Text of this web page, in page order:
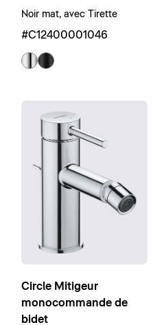
Noir mat, avec Tirette
#C12400001046
Circle Mitigeur
monocommande de
bidet